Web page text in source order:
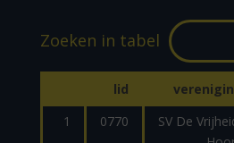
lid
1
0770
SV De